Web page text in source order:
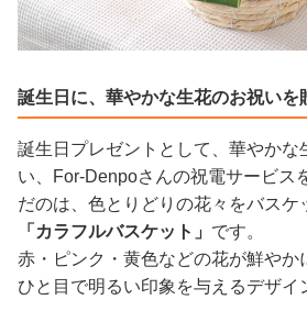
誕生日に、華やかな生花のお祝いを
誕生日プレゼントとして、華やかな
い、For-Denpoさんの祝電サービス
だのは、色とりどりの花々をバスケ
「カラフルバスケット」 です。
赤・ピンク・黄色などの花が鮮やか
ひと目で明るい印象を与えるデザイ